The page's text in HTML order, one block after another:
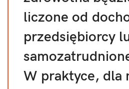
liczone od
przedsiębiorcy
W praktyce, dla